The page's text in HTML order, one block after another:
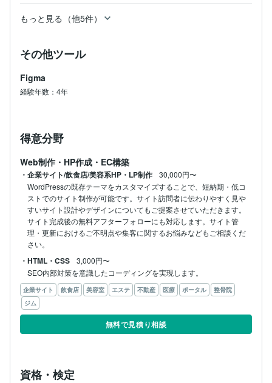
もっと見る（他5件）
その他ツール
Figma
経験年数：4年
得意分野
Web制作・HP作成・EC構築
・企業サイト/飲食店/美容系HP・LP制作
30,000円〜
WordPressの既存テーマをカスタマイズすることで、短納期・低コ
ストでのサイト制作が可能です。サイト訪問者に伝わりやすく見や
すいサイト設計やデザインについてもご提案させていただきます。
サイト完成後の無料アフターフォローにも対応します。サイト管
理・更新におけるご不明点や集客に関するお悩みなどもご相談くだ
さい。
・HTML・CSS
3,000円〜
SEO内部対策を意識したコーディングを実現します。
企業サイト 飲食店 美容室 エステ 不動産 医療 ポータル
整骨院
ジム
無料で見積り相談
資格・検定